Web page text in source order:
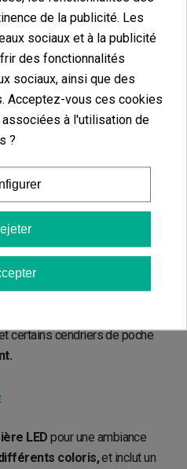
de la couleur à votre quotidien.
à sonformat miniet est
d’une
voiture
portablede voiturepeut
idée.En effet, vous assurerez la
pas tomber vos cendres. De
certains cendriers de poche
LED pour une ambiance
coloris,et inclut un
de la publicité. Les
sociaux et à la publicité
des fonctionnalités
sociaux, ainsi que des
Acceptez-vous ces cookies
à l'utilisation de
?